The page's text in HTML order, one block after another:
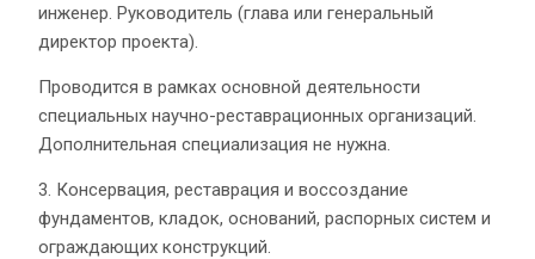
инженер. Руководитель (глава или генеральный
директор проекта).
Проводится в рамках основной деятельности
специальных научно-реставрационных организаций.
Дополнительная специализация не нужна.
3. Консервация, реставрация и воссоздание
фундаментов, кладок, оснований, распорных систем и
ограждающих конструкций.